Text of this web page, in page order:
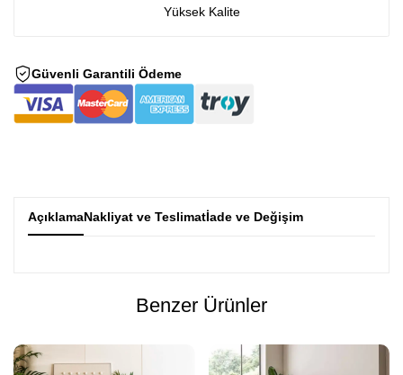
Yüksek Kalite
Güvenli Garantili Ödeme
AçıklamaNakliyat ve Teslimatİade ve Değişim
Benzer Ürünler